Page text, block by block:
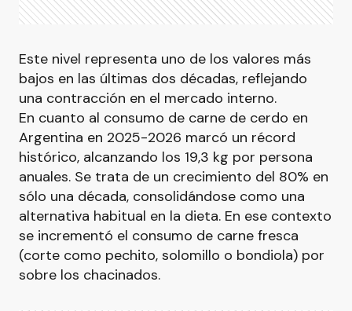
Este nivel representa uno de los valores más
bajos en las últimas dos décadas, reflejando
una contracción en el mercado interno.
En cuanto al consumo de carne de cerdo en
Argentina en 2025-2026 marcó un récord
histórico, alcanzando los 19,3 kg por persona
anuales. Se trata de un crecimiento del 80% en
sólo una década, consolidándose como una
alternativa habitual en la dieta. En ese contexto
se incrementó el consumo de carne fresca
(corte como pechito, solomillo o bondiola) por
sobre los chacinados.